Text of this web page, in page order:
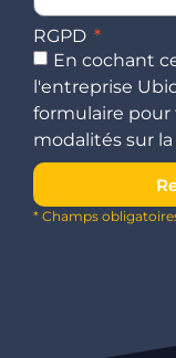
RGPD
En cochant
l'entreprise
formulaire pour
modalités sur
* Champs